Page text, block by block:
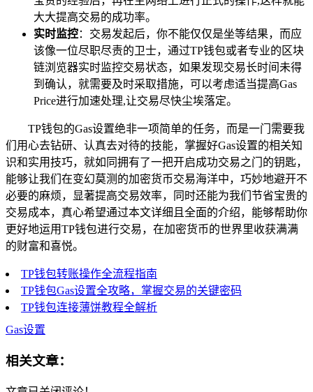
大大提高交易的成功率。
实时监控：交易发起后，你不能仅仅是坐等结果，而应
该像一位尽职尽责的卫士，通过TP钱包或者专业的区块
链浏览器实时监控交易状态，如果发现交易长时间未得
到确认，就需要及时采取措施，可以考虑适当提高Gas
Price进行加速处理,让交易尽快尘埃落定。
TP钱包的Gas设置绝非一项简单的任务，而是一门需要我
们用心去钻研、认真去对待的技能，掌握好Gas设置的相关知
识和实用技巧，就如同拥有了一把开启成功交易之门的钥匙，
能够让我们在变幻莫测的加密货币交易海洋中，巧妙地避开不
必要的麻烦，显著提高交易效率，同时还能为我们节省宝贵的
交易成本，真心希望通过本文详细且全面的介绍，能够帮助你
更好地运用TP钱包进行交易，在加密货币的世界里收获满满
的财富和喜悦。
TP钱包转账操作全流程指南
TP钱包Gas设置全攻略，掌握交易的关键密码
TP钱包连接薄饼教程全解析
Gas设置
相关文章：